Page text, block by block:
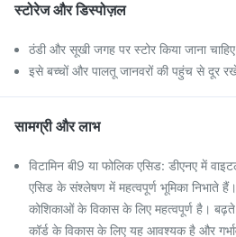
स्टोरेज और डिस्पोज़ल
ठंडी और सूखी जगह पर स्टोर किया जाना
इसे बच्चों और पालतू जानवरों की पहुंच से दूर
सामग्री और लाभ
विटामिन बी9 या फोलिक एसिड: डीएनए में
एसिड के संश्लेषण में महत्वपूर्ण भूमिका निभाते
कोशिकाओं के विकास के लिए महत्वपूर्ण है।
कॉर्ड के विकास के लिए यह आवश्यक है और